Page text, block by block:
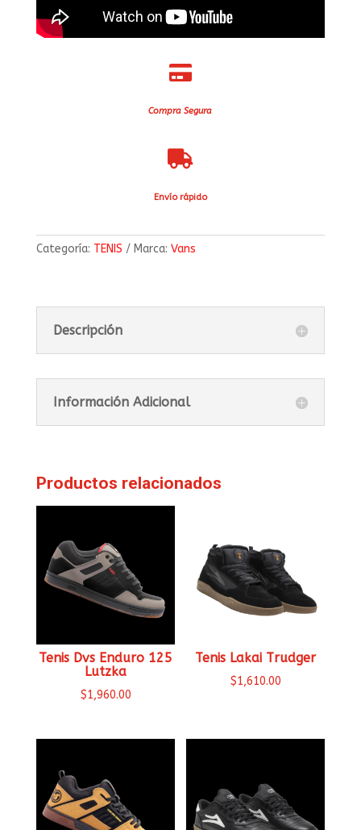

Compra Segura

Envío rápido
Categoría: TENIS Marca: Vans
Descripción
Información Adicional
Productos relacionados
Tenis Dvs Enduro 125
Lutzka
$1,960.00
Tenis Lakai Trudger
$1,610.00